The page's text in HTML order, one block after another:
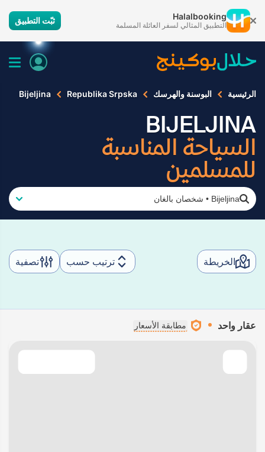
Halalbooking
التطبيق المثالي لسفر العائلة المسلمة ثبّت التطبيق
الرئيسية البوسنة والهرسك Republika Srpska
Bijeljina
BIJELJINA
السياحة المناسبة
للمسلمين
Bijeljina
• شخصان بالغان
الخريطة ترتيب حسب تصفية
عقار واحد مطابقة الأسعار